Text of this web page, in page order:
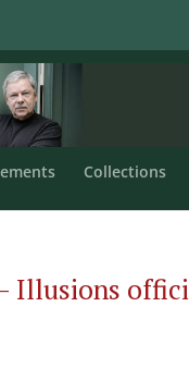
Collections
Illusions